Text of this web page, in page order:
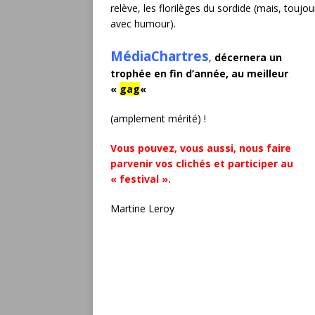
relève, les florilèges du sordide (mais,
avec humour).
MédiaChartres, décernera un
trophée en fin d’année, au meilleur
« gag«
(amplement mérité) !
Vous pouvez, vous aussi, nous faire
parvenir vos clichés et participer au
« festival ».
Martine Leroy